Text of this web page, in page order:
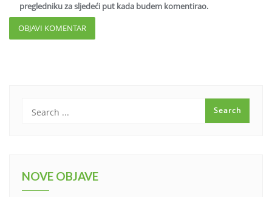
pregledniku za sljedeći put kada budem komentirao.
NOVE OBJAVE